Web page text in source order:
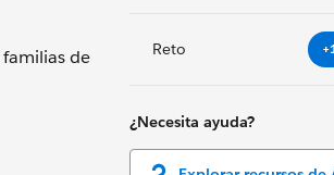
Reto
¿Necesita ayuda?
de